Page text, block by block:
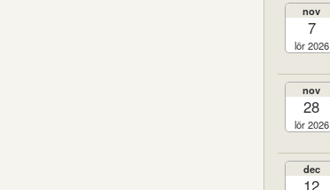
nov
7
lör 2026
nov
28
lör 2026
dec
12